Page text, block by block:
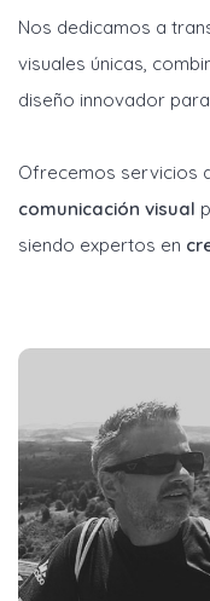
Nos dedicamos a
visuales únicas,
diseño innovador
Ofrecemos servicios
comunicación visual
siendo expertos en